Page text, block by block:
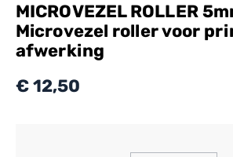
MICROVEZEL ROLLER
Microvezel roller voor
afwerking
€ 12,50